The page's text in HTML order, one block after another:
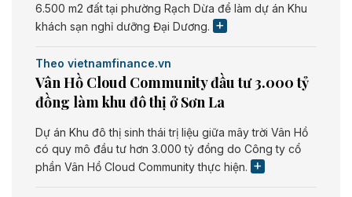
6.500 m2 đất tại phường Rạch Dừa để làm dự án Khu
khách sạn nghỉ dưỡng Đại Dương.
Theo vietnamfinance.vn
Vân Hồ Cloud Community đầu tư 3.000 tỷ
đồng làm khu đô thị ở Sơn La
Dự án Khu đô thị sinh thái trị liệu giữa mây trời Vân Hồ
có quy mô đầu tư hơn 3.000 tỷ đồng do Công ty cổ
phần Vân Hồ Cloud Community thực hiện.